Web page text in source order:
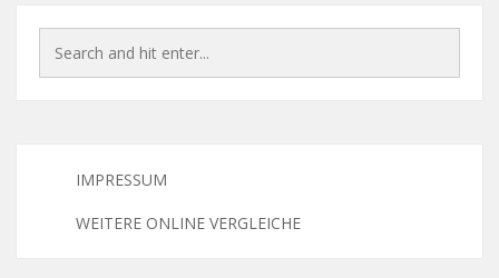
IMPRESSUM
WEITERE ONLINE VERGLEICHE